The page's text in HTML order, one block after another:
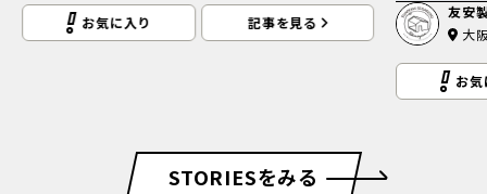
お気に入り 記事を見る
友安
大
お
STORIESをみる